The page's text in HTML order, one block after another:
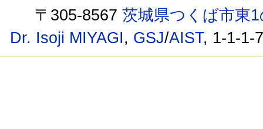
〒305-8567茨城県つくば市東
Dr. Isoji MIYAGI, GSJ/AIST, 1-1-1-